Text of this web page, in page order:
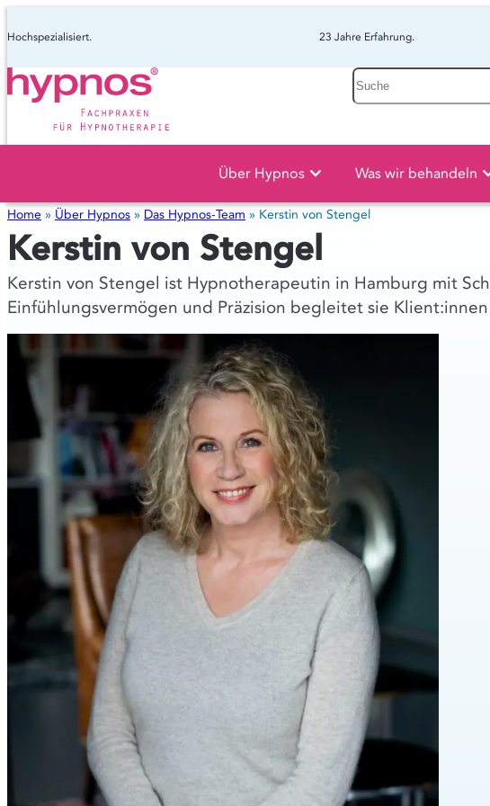
Hochspezialisiert. 23 Jahre Erfahrung.
Suche
Über Hypnos Was wir behandeln
Home » Über Hypnos » Das Hypnos-Team » Kerstin von Stengel
Kerstin von Stengel
Kerstin von Stengel ist Hypnotherapeutin in Hamburg mit
Einfühlungsvermögen und Präzision begleitet sie